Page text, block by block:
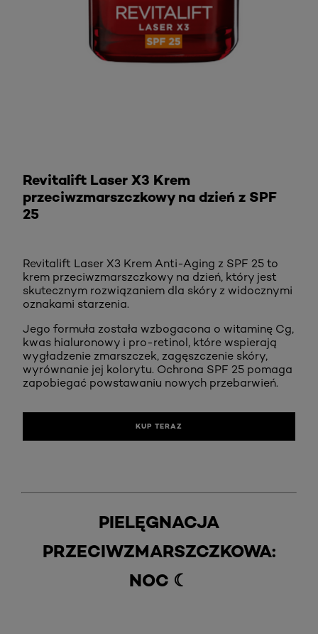
Revitalift Laser X3 Krem
przeciwzmarszczkowy na dzień z SPF
25
Revitalift Laser X3 Krem Anti-Aging z SPF 25 to
krem przeciwzmarszczkowy na dzień, który jest
skutecznym rozwiązaniem dla skóry z widocznymi
oznakami starzenia.
Jego formuła została wzbogacona o witaminę Cg,
kwas hialuronowy i pro-retinol, które wspierają
wygładzenie zmarszczek, zagęszczenie skóry,
wyrównanie jej kolorytu. Ochrona SPF 25 pomaga
zapobiegać powstawaniu nowych przebarwień.
KUP TERAZ
PIELĘGNACJA
PRZECIWZMARSZCZKOWA:
NOC ☾